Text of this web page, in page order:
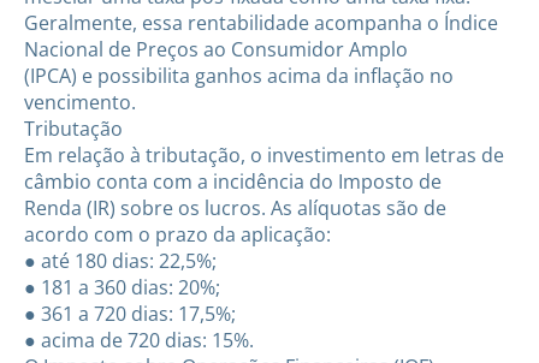
Geralmente, essa rentabilidade acompanha o Índice
Nacional de Preços ao Consumidor Amplo
(IPCA) e possibilita ganhos acima da inflação no
vencimento.
Tributação
Em relação à tributação, o investimento em letras de
câmbio conta com a incidência do Imposto de
Renda (IR) sobre os lucros. As alíquotas são de
acordo com o prazo da aplicação:
● até 180 dias: 22,5%;
● 181 a 360 dias: 20%;
● 361 a 720 dias: 17,5%;
● acima de 720 dias: 15%.